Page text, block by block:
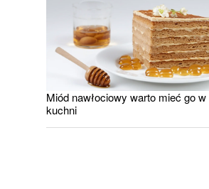
Miód nawłociowy warto mieć go w
kuchni